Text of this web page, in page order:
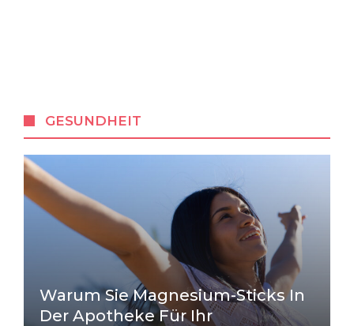
GESUNDHEIT
Warum Sie Magnesium-Sticks In
Der Apotheke Für Ihr